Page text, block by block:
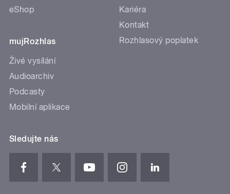
eShop
mujRozhlas
Živé vysílání
Audioarchiv
Podcasty
Mobilní aplikace
Kariéra
Kontakt
Rozhlasový poplatek
Sledujte nás